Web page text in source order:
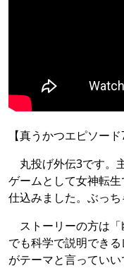
【真うかつエピソード
丸投げ外伝3です。
ゲームとして女神転
仕込みました。ぶっち
ストーリーの方は「
でも科学で説明でき
がテーマと言ってい